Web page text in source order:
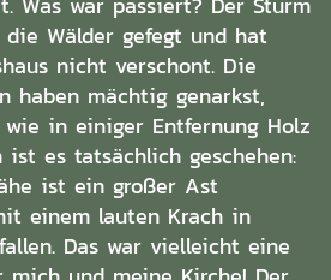
Wälder gefegt und hat
nicht verschont. Die
haben mächtig genarkst,
in einiger Entfernung Holz
es tatsächlich geschehen:
ist ein großer Ast
einem lauten Krach in
Das war vielleicht eine